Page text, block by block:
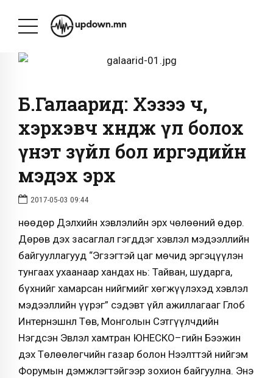
Б.Галаарид: Хэзээ ч,
хэрхэвч хөндөж үл болох
үнэт зүйл бол иргэдийн
мэдэх эрх
2017-05-03 09:44
Өнөөдөр Дэлхийн хэвлэлийн эрх чөлөөний өдөр.
Дөрөв дэх засаглал гэгддэг хэвлэл мэдээллийн
байгууллагууд “Эгзэгтэй цаг мөчид эргэцүүлэн
тунгаах ухаанаар хандах нь: Тайван, шударга,
бүхнийг хамарсан нийгмийг хөгжүүлэхэд хэвлэл
мэдээллийн үүрэг” сэдэвт үйл ажиллагааг Глоб
Интернэшнл Төв, Монголын Сэтгүүлчдийн
Нэгдсэн Эвлэл хамтран ЮНЕСКО–гийн Бээжин
дэх Төлөөлөгчийн газар болон Нээлттэй нийгэм
Форумын дэмжлэгтэйгээр зохион байгуулна. Энэ